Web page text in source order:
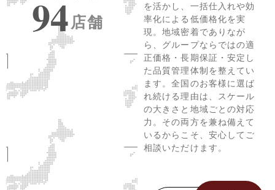
94 店舗
を活かし、一括仕入れや効
率化による低価格化を実
現。地域密着でありなが
ら、グループならではの適
正価格・長期保証・安定し
た品質管理体制を整えてい
ます。全国のお客様に選ば
れ続ける理由は、スケール
の大きさと地域ごとの対応
力。その両方を兼ね備えて
いるからこそ、安心してご
相談いただけます。